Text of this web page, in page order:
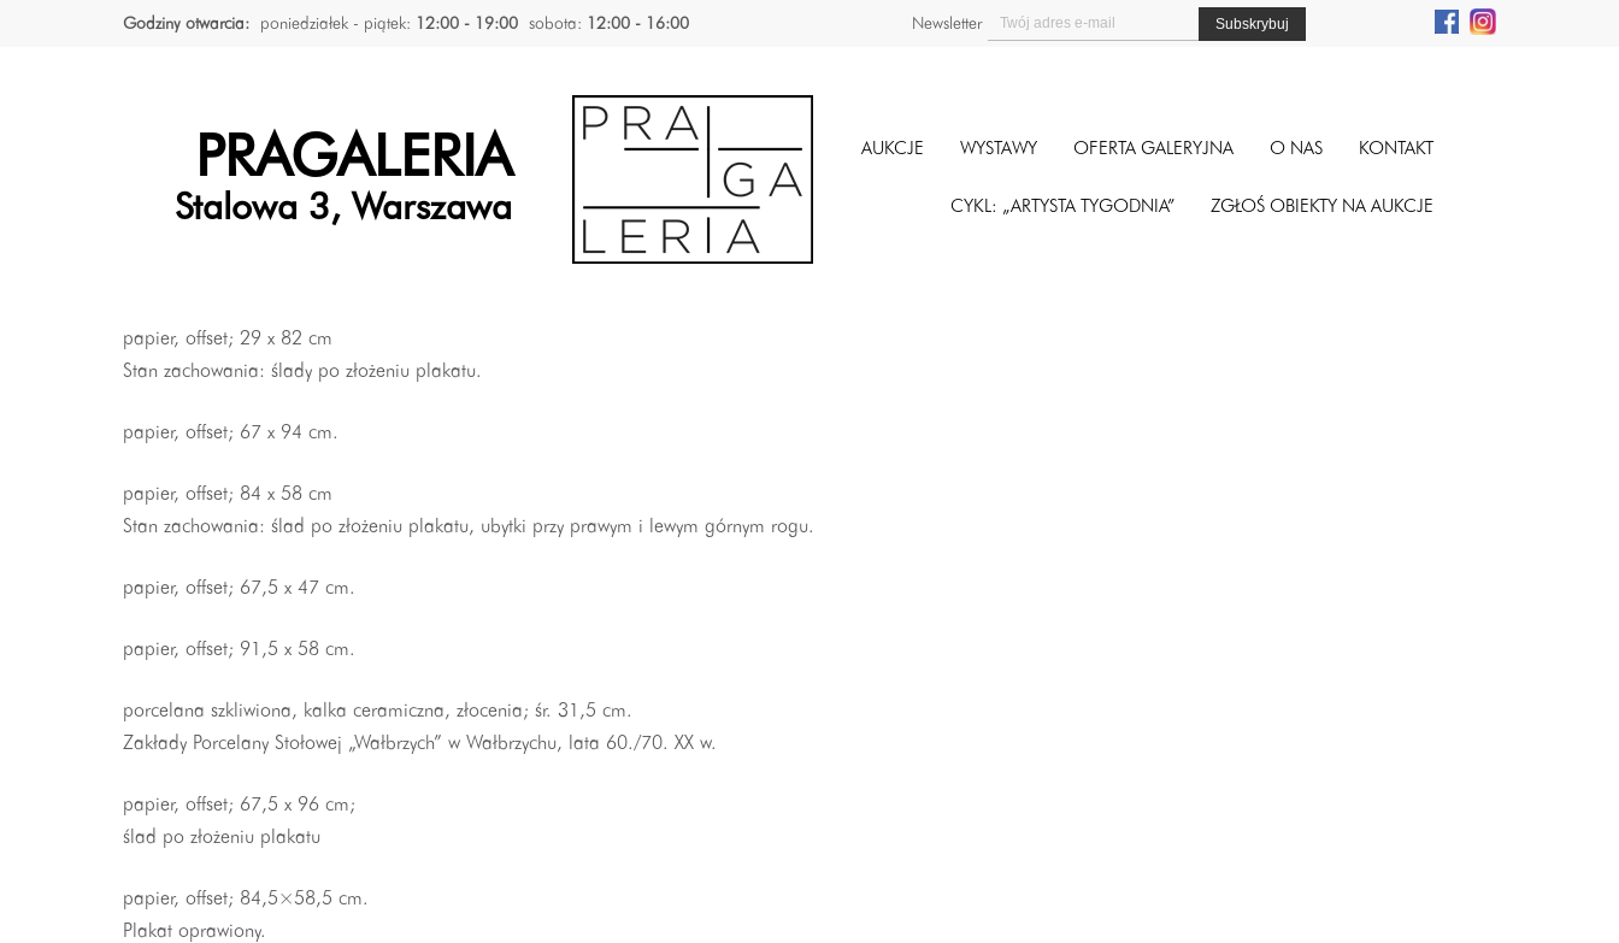
Godziny otwarcia: poniedziałek - piątek: 12:00 - 19:00 sobota: 12:00 - 16:00 Newsletter
PRAGALERIA
Stalowa 3, Warszawa
AUKCJE WYSTAWY OFERTA GALERYJNA O NAS KONTAKT
CYKL: „ARTYSTA TYGODNIA” ZGŁOŚ OBIEKTY NA AUKCJE
papier, offset; 29 x 82 cm
Stan zachowania: ślady po złożeniu plakatu.
papier, offset; 67 x 94 cm.
papier, offset; 84 x 58 cm
Stan zachowania: ślad po złożeniu plakatu, ubytki przy prawym i lewym górnym rogu.
papier, offset; 67,5 x 47 cm.
papier, offset; 91,5 x 58 cm.
porcelana szkliwiona, kalka ceramiczna, złocenia; śr. 31,5 cm.
Zakłady Porcelany Stołowej „Wałbrzych” w Wałbrzychu, lata 60./70. XX w.
papier, offset; 67,5 x 96 cm;
ślad po złożeniu plakatu
papier, offset; 84,5×58,5 cm.
Plakat oprawiony.